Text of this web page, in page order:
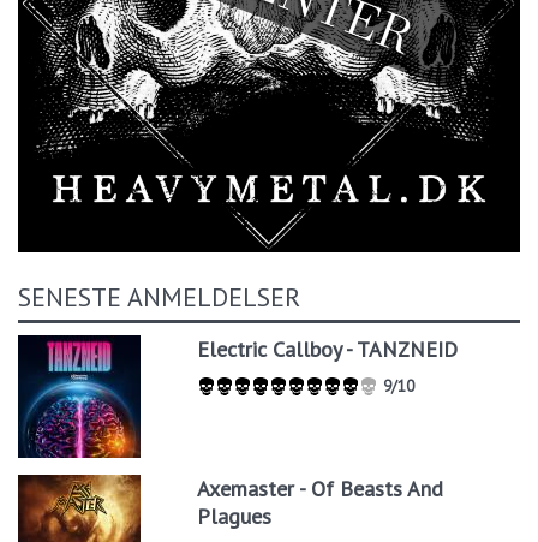
SENESTE ANMELDELSER
Electric Callboy - TANZNEID
9/10
Axemaster - Of Beasts And
Plagues